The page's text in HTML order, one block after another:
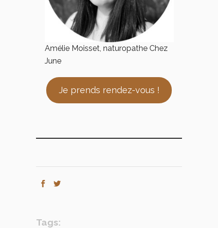
Amélie Moisset, naturopathe Chez
June
Je prends rendez-vous !
Tags: